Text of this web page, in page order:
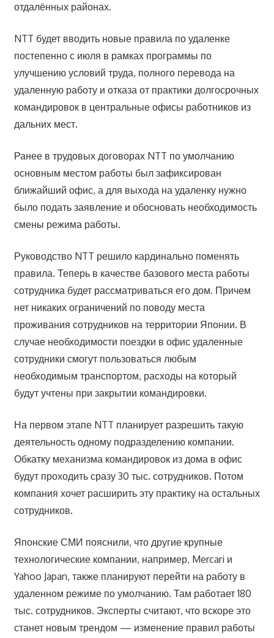
отдалённых районах.
NTT будет вводить новые правила по удаленке
постепенно с июля в рамках программы по
улучшению условий труда, полного перевода на
удаленную работу и отказа от практики долгосрочных
командировок в центральные офисы работников из
дальних мест.
Ранее в трудовых договорах NTT по умолчанию
основным местом работы был зафиксирован
ближайший офис, а для выхода на удаленку нужно
было подать заявление и обосновать необходимость
смены режима работы.
Руководство NTT решило кардинально поменять
правила. Теперь в качестве базового места работы
сотрудника будет рассматриваться его дом. Причем
нет никаких ограничений по поводу места
проживания сотрудников на территории Японии. В
случае необходимости поездки в офис удаленные
сотрудники смогут пользоваться любым
необходимым транспортом, расходы на который
будут учтены при закрытии командировки.
На первом этапе NTT планирует разрешить такую
деятельность одному подразделению компании.
Обкатку механизма командировок из дома в офис
будут проходить сразу 30 тыс. сотрудников. Потом
компания хочет расширить эту практику на остальных
сотрудников.
Японские СМИ пояснили, что другие крупные
технологические компании, например, Mercari и
Yahoo Japan, также планируют перейти на работу в
удаленном режиме по умолчанию. Там работает 180
тыс. сотрудников. Эксперты считают, что вскоре это
станет новым трендом — изменение правил работы